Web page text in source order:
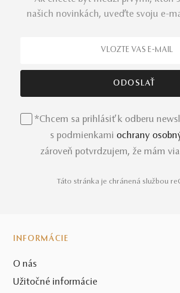
našich novinkách, uveďte svoju e-
*Chcem sa prihlásiť k odberu
s podmienkami ochrany
zároveň potvrdzujem, že mám
Táto stránka je chránená službou
INFORMÁCIE
O nás
Užitočné informácie